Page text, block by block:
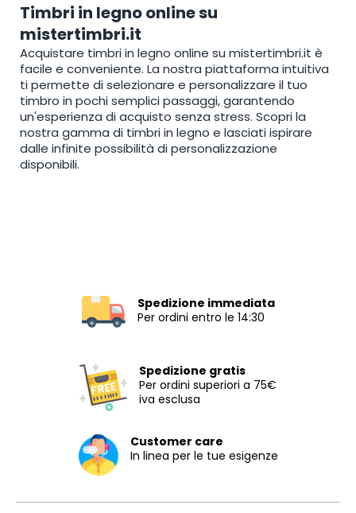
Timbri in legno online su
mistertimbri.it
Acquistare timbri in legno online su mistertimbri.it è
facile e conveniente. La nostra piattaforma intuitiva
ti permette di selezionare e personalizzare il tuo
timbro in pochi semplici passaggi, garantendo
un'esperienza di acquisto senza stress. Scopri la
nostra gamma di timbri in legno e lasciati ispirare
dalle infinite possibilità di personalizzazione
disponibili.
Spedizione immediata
Per ordini entro le 14:30
Spedizione gratis
Per ordini superiori a 75€
iva esclusa
Customer care
In linea per le tue esigenze